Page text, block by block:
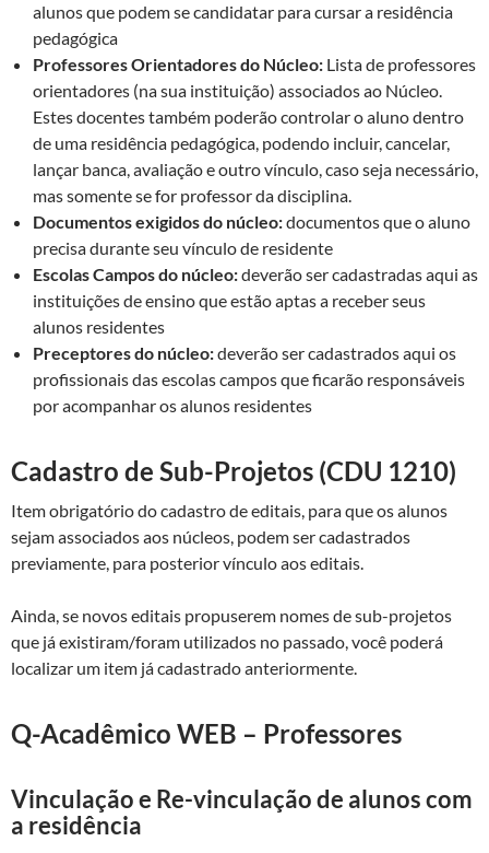
alunos que podem se candidatar para cursar a residência
pedagógica
Professores Orientadores do Núcleo: Lista de professores
orientadores (na sua instituição) associados ao Núcleo.
Estes docentes também poderão controlar o aluno dentro
de uma residência pedagógica, podendo incluir, cancelar,
lançar banca, avaliação e outro vínculo, caso seja necessário,
mas somente se for professor da disciplina.
Documentos exigidos do núcleo:documentos que o aluno
precisa durante seu vínculo de residente
Escolas Campos do núcleo:deverão ser cadastradas aqui as
instituições de ensino que estão aptas a receber seus
alunos residentes
Preceptores do núcleo:deverão ser cadastrados aqui os
profissionais das escolas campos que ficarão responsáveis
por acompanhar os alunos residentes
Cadastro de Sub-Projetos (CDU 1210)
Item obrigatório do cadastro de editais, para que os alunos
sejam associados aos núcleos, podem ser cadastrados
previamente, para posterior vínculo aos editais.
Ainda, se novos editais propuserem nomes de sub-projetos
que já existiram/foram utilizados no passado, você poderá
localizar um item já cadastrado anteriormente.
Q-Acadêmico WEB – Professores
Vinculação e Re-vinculação de alunos com
a residência